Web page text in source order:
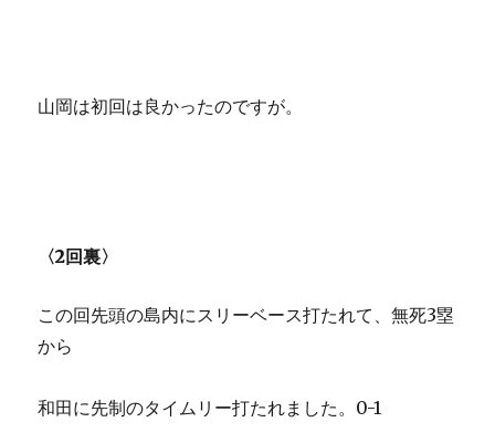
山岡は初回は良かったのですが。
〈2回裏〉
この回先頭の島内にスリーベース打たれて、無死3塁
から
和田に先制のタイムリー打たれました。0-1